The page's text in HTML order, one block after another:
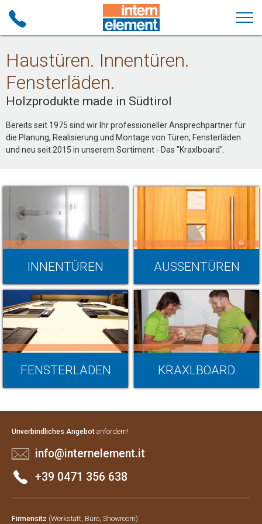
Haustüren. Innentüren.
Fensterläden.
Holzprodukte made in Südtirol
Bereits seit 1975 sind wir Ihr professioneller Ansprechpartner für
die Planung, Realisierung und Montage von Türen, Fensterläden
und neu seit 2015 in unserem Sortiment - Das "Kraxlboard".
INNENTÜREN AUSSENTÜREN
FENSTERLÄDEN KRAXLBOARD
Unverbindliches Angebot anfordern!
info@internelement.it
+39 0471 356 638
Firmensitz (Werkstatt, Büro, Showroom)